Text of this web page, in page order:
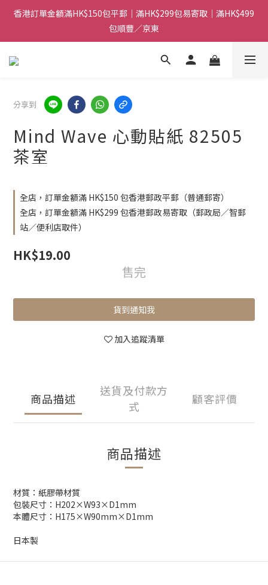
香港訂單金額滿HK$150包平郵｜滿HK$299包易寄取｜滿HK$499
包順豐／京東
香港訂單金額滿HK$150包平郵｜滿HK$299包易寄取｜滿HK$499
包順豐／京東
【網店限定！】指定清貨商品每消費HK$100即享購物金HK$50回
香港訂單金額滿HK$150包平郵｜滿HK$299包易寄取｜滿HK$499
包順豐／京東
分享到
Mind Wave 心動貼紙 82505
茶室
全店，訂單金額滿 HK$150 包香港郵政平郵（普通郵寄）
全店，訂單金額滿 HK$299 包香港郵政易寄取（郵政局／智郵
站／便利店取件）
HK$19.00
售完
貨到通知我
加入追蹤清單
商品描述
送貨及付款方
式
顧客評價
商品描述
材質：紙膠帶材質
包裝尺寸：H202×W93×D1mm
本體尺寸：H175×W90mm×D1mm
日本製